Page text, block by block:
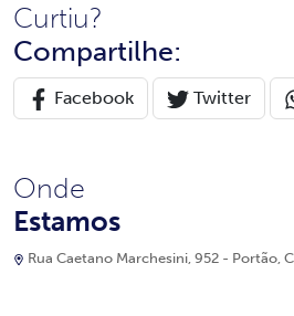
Curtiu?
Compartilhe:
Facebook Twitter
Onde
Estamos
Rua Caetano Marchesini, 952 - Portão,